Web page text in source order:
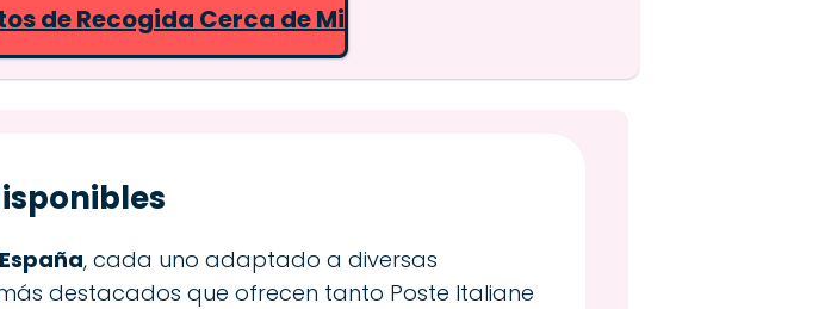
de Recogida Cerca de Mi
, cada uno adaptado a diversas
destacados que ofrecen tanto Poste Italiane